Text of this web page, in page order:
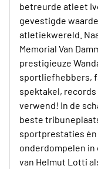
betreurde atleet
gevestigde
atletiekwereld.
Memorial Van
prestigieuze
sportliefhebbers,
spektakel,
verwend! In de
beste
sportprestaties
onderdompelen in
van Helmut Lotti